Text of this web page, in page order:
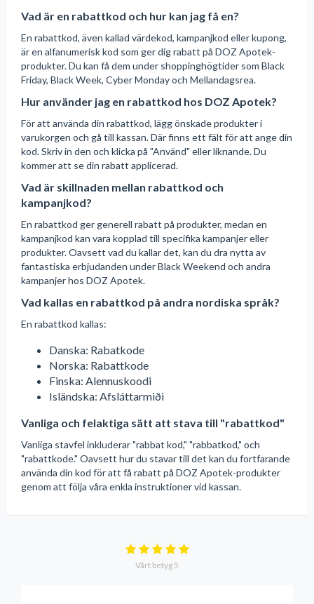
Vad är en rabattkod och hur kan jag få en?
En rabattkod, även kallad värdekod, kampanjkod eller kupong,
är en alfanumerisk kod som ger dig rabatt på DOZ Apotek-
produkter. Du kan få dem under shoppinghögtider som Black
Friday, Black Week, Cyber Monday och Mellandagsrea.
Hur använder jag en rabattkod hos DOZ Apotek?
För att använda din rabattkod, lägg önskade produkter i
varukorgen och gå till kassan. Där finns ett fält för att ange din
kod. Skriv in den och klicka på "Använd" eller liknande. Du
kommer att se din rabatt applicerad.
Vad är skillnaden mellan rabattkod och
kampanjkod?
En rabattkod ger generell rabatt på produkter, medan en
kampanjkod kan vara kopplad till specifika kampanjer eller
produkter. Oavsett vad du kallar det, kan du dra nytta av
fantastiska erbjudanden under Black Weekend och andra
kampanjer hos DOZ Apotek.
Vad kallas en rabattkod på andra nordiska språk?
En rabattkod kallas:
Danska: Rabatkode
Norska: Rabattkode
Finska: Alennuskoodi
Isländska: Afsláttarmiði
Vanliga och felaktiga sätt att stava till "rabattkod"
Vanliga stavfel inkluderar "rabbat kod," "rabbatkod," och
"rabattkode." Oavsett hur du stavar till det kan du fortfarande
använda din kod för att få rabatt på DOZ Apotek-produkter
genom att följa våra enkla instruktioner vid kassan.
Vårt betyg 5